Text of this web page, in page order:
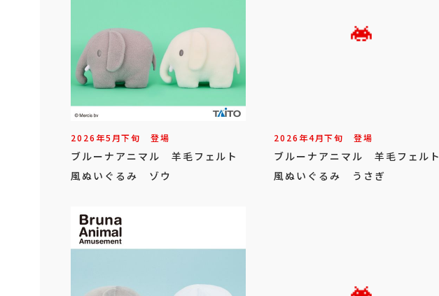
2026年5月下旬 登場
ブルーナアニマル 羊毛フェルト
風ぬいぐるみ ゾウ
2026年4月下旬 登場
ブルーナアニマル 羊毛フェルト
風ぬいぐるみ うさぎ